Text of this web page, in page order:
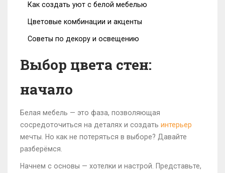
Как создать уют с белой мебелью
Цветовые комбинации и акценты
Советы по декору и освещению
Выбор цвета стен:
начало
Белая мебель — это фаза, позволяющая
сосредоточиться на деталях и создать интерьер
мечты. Но как не потеряться в выборе? Давайте
разберёмся.
Начнем с основы — хотелки и настрой. Представьте,